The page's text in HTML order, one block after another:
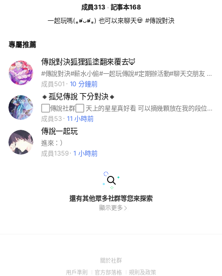
成員313
記事本168
一起玩嗎(⁎⁍̴̛ᴗ⁍̴̛⁎) 也可以來聊天💀 #傳說對決
專屬推薦
傳說對決狐狸狐塗翻來覆去🦊
#傳說對決#薪水小偷#一起玩傳說#定期辦活動#聊天交朋友 #生活大小事
成員501
10 分鐘前
🔸孤兒傳說 下分對決🔸
⬜傳說社群⬜ 天上的星星真好看 可以摘幾顆放在我的段位上嗎⭐ 要求很簡單 不潛水 不惹事 不白目❤️ 進群麻煩先看群規🤪 🟥未回答問題者申請一律不給過 #遊戲 #傳說對決 #交友
成員53
11 小時前
傳說一起玩
進來：）
成員1359
1 小時前
還有其他眾多社群等您來探索
顯示更多
關於社群(Open
用戶準則 (Open
官方部落格 (Open
規則及政策(Open